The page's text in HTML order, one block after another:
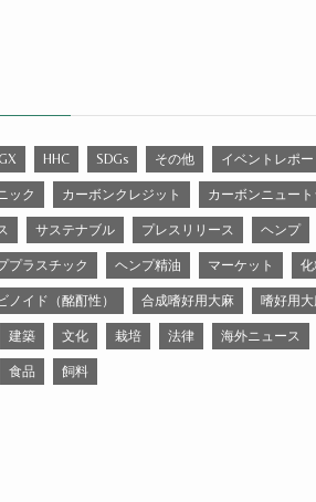
GX HHC SDGs その他 イベントレポ
ック カーボンクレジット カーボンニュー
サステナブル プレスリリース ヘンプ
プラスチック ヘンプ精油 マーケット
ノイド（酩酊性） 合成嗜好用大麻 嗜好用
建築 文化 栽培 法律 海外ニュース
食品 飼料